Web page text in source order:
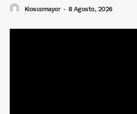
Kioscomayor - 8 Agosto, 2026